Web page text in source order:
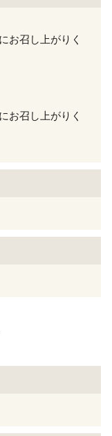
お召し上がりく
お召し上がりく